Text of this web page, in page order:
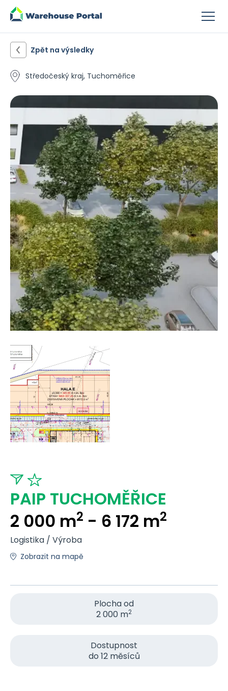
Zpět na výsledky
Středočeský kraj, Tuchoměřice
PAIP TUCHOMĚŘICE
2 000 m2 - 6 172 m2
Logistika / Výroba
Zobrazit na mapě
Plocha od
2 000 m2
Dostupnost
do 12 měsíců